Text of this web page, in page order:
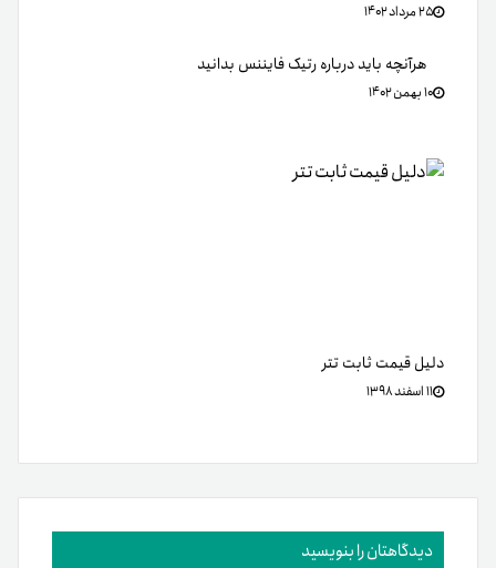
۲۵ مرداد ۱۴۰۲
هرآنچه باید درباره رتیک فایننس بدانید
۱۰ بهمن ۱۴۰۲
دلیل قیمت ثابت تتر
۱۱ اسفند ۱۳۹۸
دیدگاهتان را بنویسید